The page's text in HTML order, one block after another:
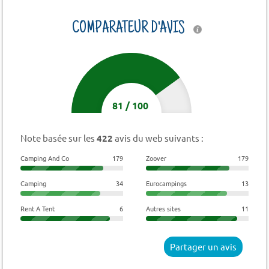
COMPARATEUR D'AVIS
81 /100
Note basée sur les 422 avis du web suivants :
Camping And Co 179 Zoover 179
Camping 34 Eurocampings 13
Rent A Tent 6 Autres sites 11
Partager un avis